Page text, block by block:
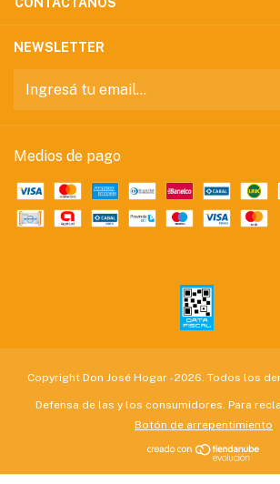
CONTÁCTANOS
NEWSLETTER
Medios de pago
Copyright Don José Hogar - 2026. Todos los
Defensa de las y los consumidores. Para
Botón de arrepentimiento